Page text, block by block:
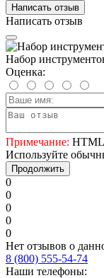
Написать отзыв
Написать отзыв
Набор
Оценка:
Примечание: HTML
Используйте
Продолжить
0
0
0
0
0
Нет отзывов о
8 (800) 555-54-74
Наши телефоны: